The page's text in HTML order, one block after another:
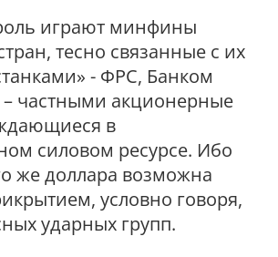
играют минфины
тесно связанные с их
- ФРС, Банком
частными акционерные
в
силовом ресурсе. Ибо
же доллара возможна
условно говоря,
ударных групп.